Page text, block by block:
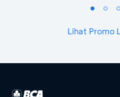
Lihat Promo